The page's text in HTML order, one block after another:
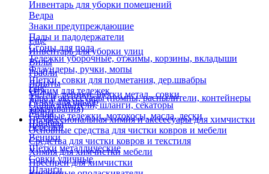
Инвентарь для уборки помещений
Ведра
Знаки предупреждающие
Пады и падодержатели
Сгоны для пола
Тележки уборочные, отжимы, корзины, вкладыши
Флаундеры, ручки, мопы
Щетки, совки для подметания, дер.швабры
Отжим для тележек
Ручки для швабр
Мопы
Швабры
Еще
Инвентарь для уборки улиц
Вилы
Грабли
Лопаты
Метлы, веники, щетки метал., совки
Опрыскиватели, шланги, секаторы
Садовые тележки, мотокосы, масла, лески
Черенки
Веники
Щетки металлические
Совки уличные
Шланги
Еще
Тара и аксессуары (помпы, распылители, контейнеры
замачивания)
Профессиональная химия и акссесуары для химчистки
Основные средства для чистки ковров и мебели
Средства для чистки ковров и текстиля
Химия для химчистки мебели
Преспреи для химчистки